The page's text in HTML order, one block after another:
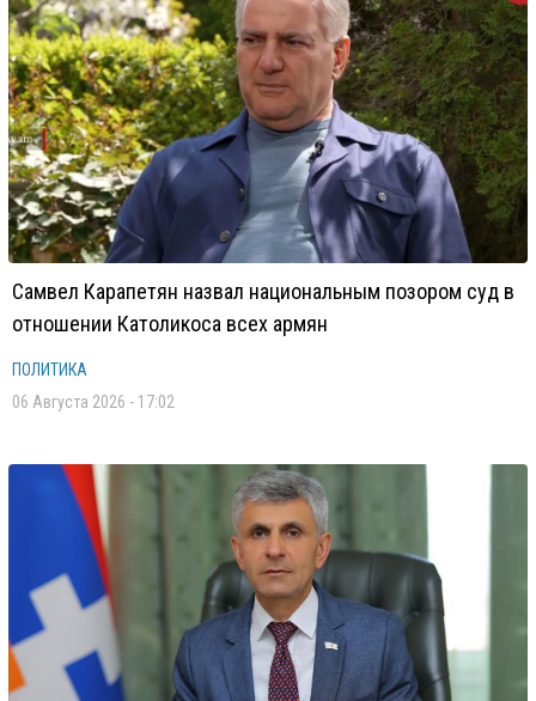
Самвел Карапетян назвал национальным позором суд в
отношении Католикоса всех армян
ПОЛИТИКА
06 Августа 2026 - 17:02